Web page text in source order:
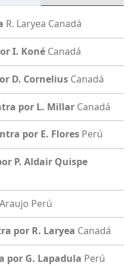
R. Laryea Canadá
I. Koné Canadá
D. Cornelius Canadá
por L. Millar Canadá
por E. Flores Perú
P. Aldair Quispe
Perú
por R. Laryea Canadá
por G. Lapadula Perú